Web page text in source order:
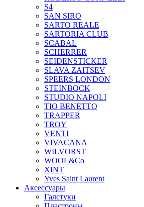
S4
SAN SIRO
SARTO REALE
SARTORIA CLUB
SCABAL
SCHERRER
SEIDENSTICKER
SLAVA ZAITSEV
SPEERS LONDON
STEINBOCK
STUDIO NAPOLI
TIO BENETTO
TRAPPER
TROY
VENTI
VIVACANA
WILVORST
WOOL&Co
XINT
Yves Saint Laurent
Аксессуары
Галстуки